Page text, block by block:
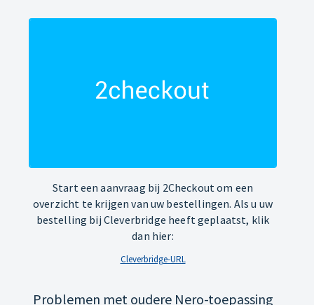
Start een aanvraag bij 2Checkout om een
overzicht te krijgen van uw bestellingen. Als u uw
bestelling bij Cleverbridge heeft geplaatst, klik
dan hier:
Cleverbridge-URL
Problemen met oudere Nero-toepassing